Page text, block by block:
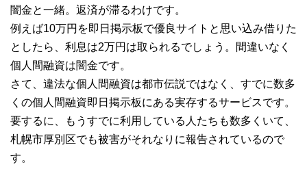
闇金と一緒。返済が滞るわけです。
例えば10万円を即日掲示板で優良サイトと思い込み借りた
としたら、利息は2万円は取られるでしょう。間違いなく
個人間融資は闇金です。
さて、違法な個人間融資は都市伝説ではなく、すでに数多
くの個人間融資即日掲示板にある実存するサービスです。
要するに、もうすでに利用している人たちも数多くいて、
札幌市厚別区でも被害がそれなりに報告されているので
す。